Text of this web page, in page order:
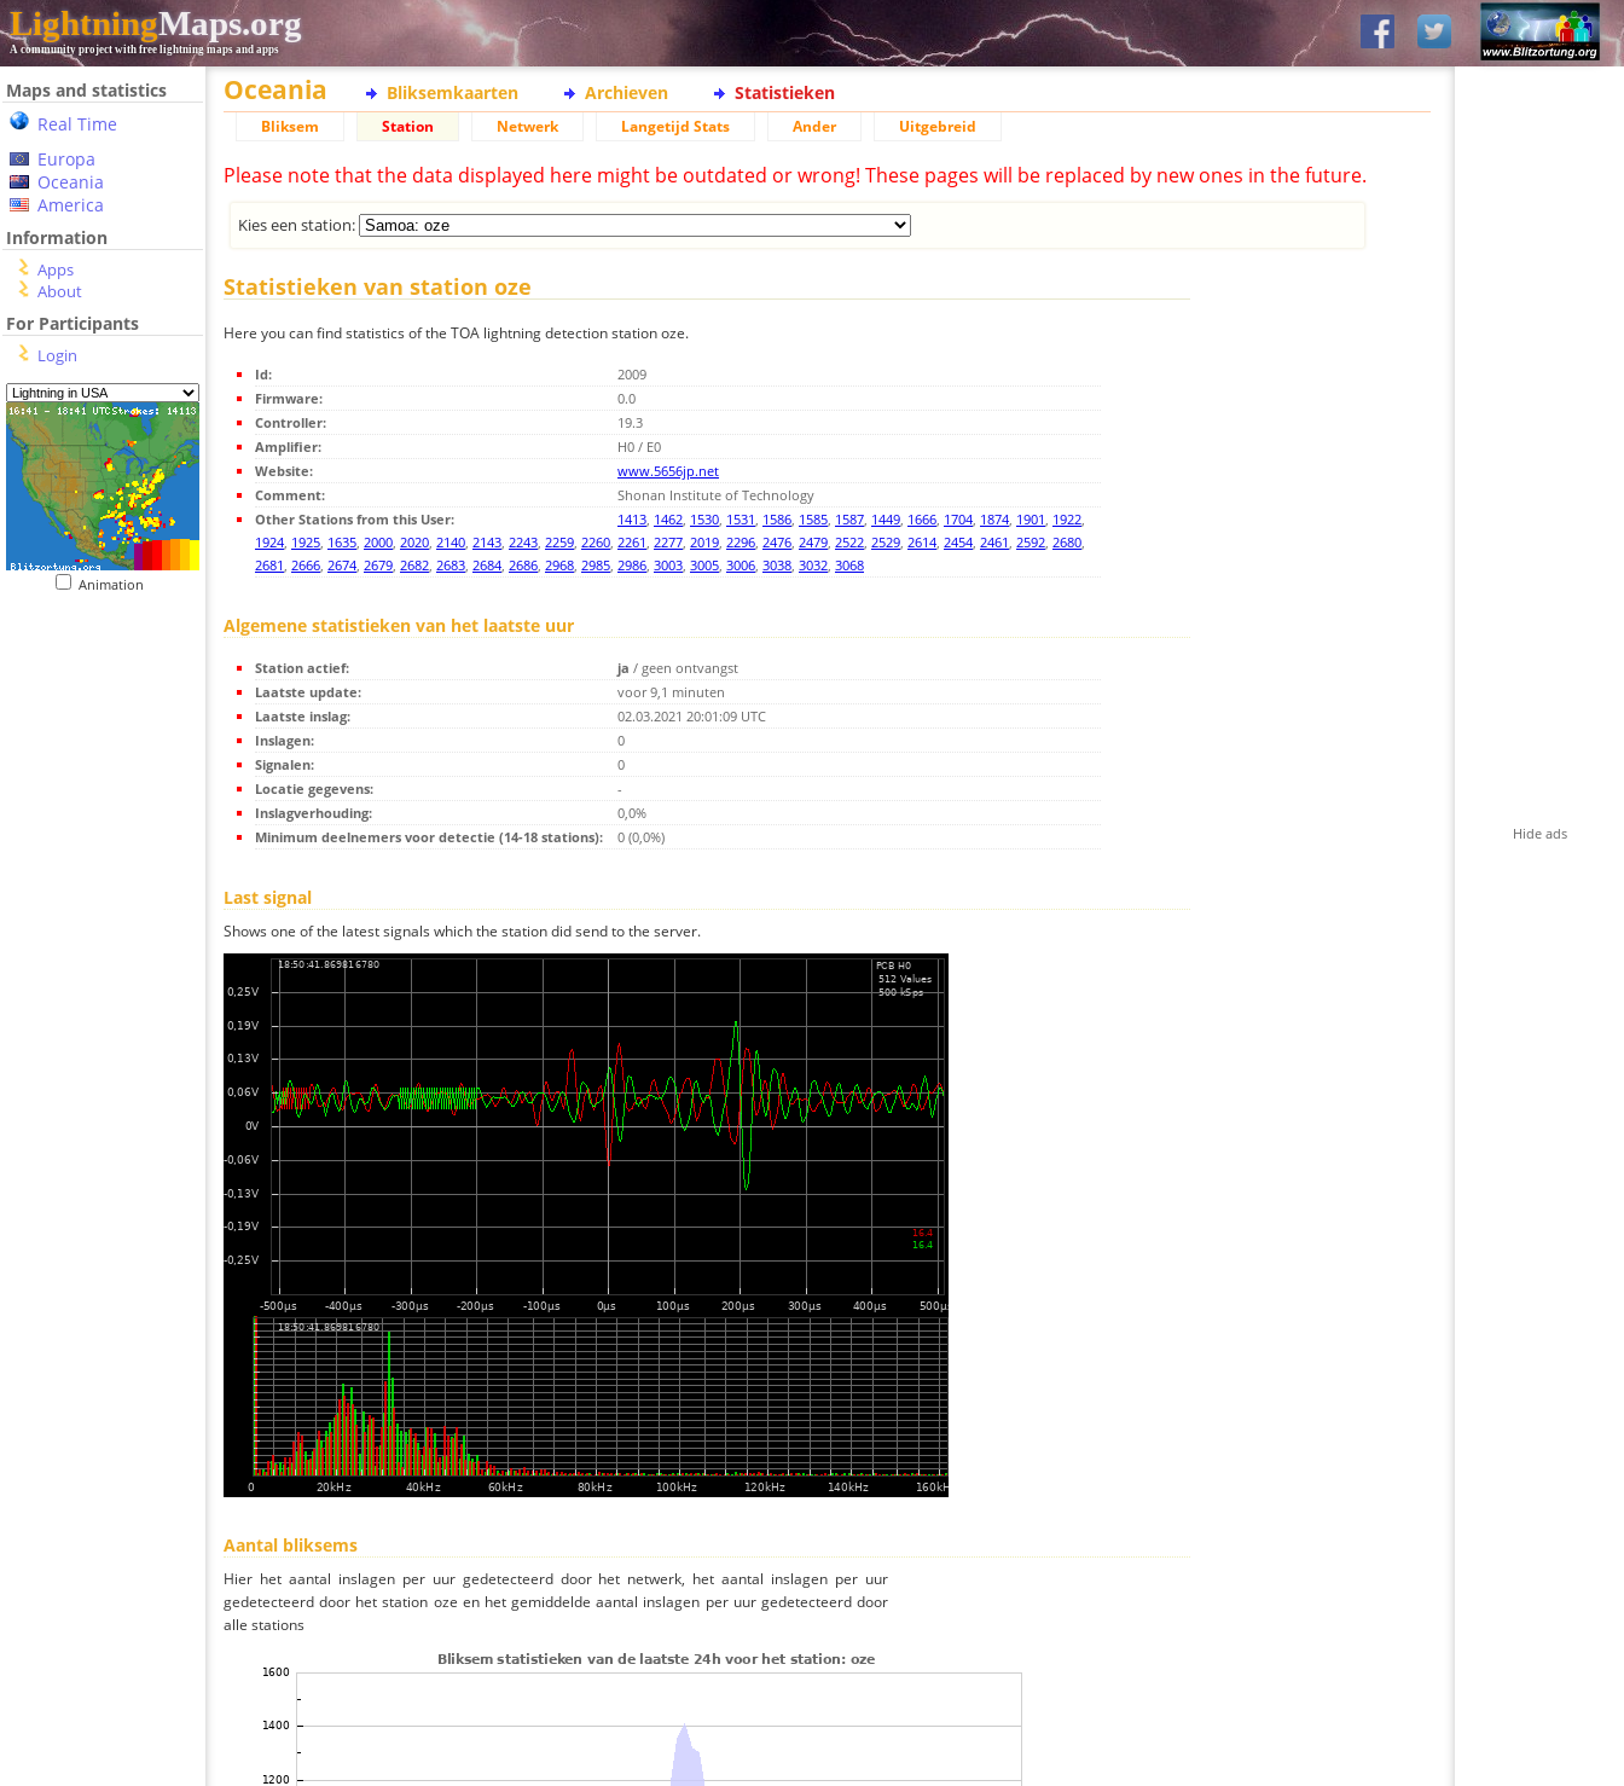
LightningMaps.org
A community project with free lightning maps and apps
Maps and statistics
Real Time
Europa
Oceania
America
Information
Apps
About
For Participants
Login
Animation
Oceania Bliksemkaarten Archieven Statistieken
Bliksem Station Netwerk Langetijd Stats Ander Uitgebreid
Please note that the data displayed here might be outdated or wrong! These pages will be replaced by new ones in the future.
Kies een station:
Statistieken van station oze
Here you can find statistics of the TOA lightning detection station oze.
Id:
2009
Firmware:
0.0
Controller:
19.3
Amplifier:
H0 / E0
Website:
www.5656jp.net
Comment:
Shonan Institute of Technology
Other Stations from this User:
1413, 1462, 1530, 1531, 1586, 1585, 1587, 1449, 1666, 1704, 1874, 1901, 1922,
1924, 1925, 1635, 2000, 2020, 2140, 2143, 2243, 2259, 2260, 2261, 2277, 2019, 2296, 2476, 2479, 2522, 2529, 2614, 2454, 2461, 2592, 2680,
2681, 2666, 2674, 2679, 2682, 2683, 2684, 2686, 2968, 2985, 2986, 3003, 3005, 3006, 3038, 3032, 3068
Algemene statistieken van het laatste uur
Station actief: ja / geen ontvangst
Laatste update:
voor 9,1 minuten
Laatste inslag:
02.03.2021 20:01:09 UTC
Inslagen:
0
Signalen:
0
Locatie gegevens:
-
Inslagverhouding:
0,0%
Minimum deelnemers voor detectie (14-18 stations):
0 (0,0%)
Last signal
Shows one of the latest signals which the station did send to the server.
Aantal bliksems
Hier het aantal inslagen per uur gedetecteerd door het netwerk, het aantal inslagen per uur
gedetecteerd door het station oze en het gemiddelde aantal inslagen per uur gedetecteerd door
alle stations
Hide ads